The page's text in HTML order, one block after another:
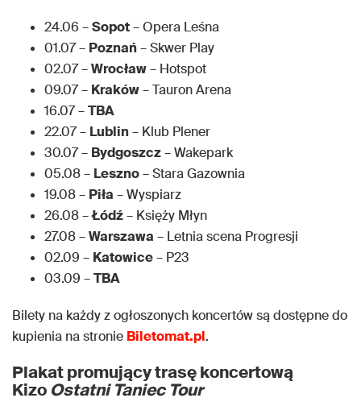
24.06 –Sopot– Opera Leśna
01.07 – Poznań– Skwer Play
02.07 –Wrocław– Hotspot
09.07 – Kraków– Tauron Arena
16.07 –TBA
22.07 – Lublin– Klub Plener
30.07 – Bydgoszcz– Wakepark
05.08 – Leszno– Stara Gazownia
19.08 – Piła – Wyspiarz
26.08 –Łódź– Księży Młyn
27.08 –Warszawa – Letnia scena Progresji
02.09 – Katowice– P23
03.09 –TBA
Bilety na każdy z ogłoszonych koncertów są dostępne do
kupienia na stronie Biletomat.pl.
Plakat promujący trasę koncertową
Kizo Ostatni Taniec Tour